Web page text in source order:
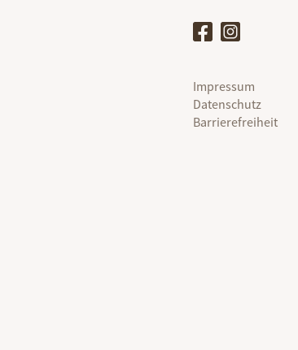
Impressum
Datenschutz
Barrierefreiheit